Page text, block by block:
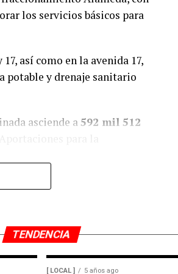
los servicios básicos para
así como en la avenida 17,
potable y drenaje sanitario
asciende a592 mil 512
busca prevenir
lo que también
TENDENCIA
[ LOCAL ] 5 años ago